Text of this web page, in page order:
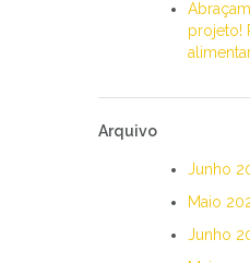
projeto!
Arquivo
Junho
Maio
Junho